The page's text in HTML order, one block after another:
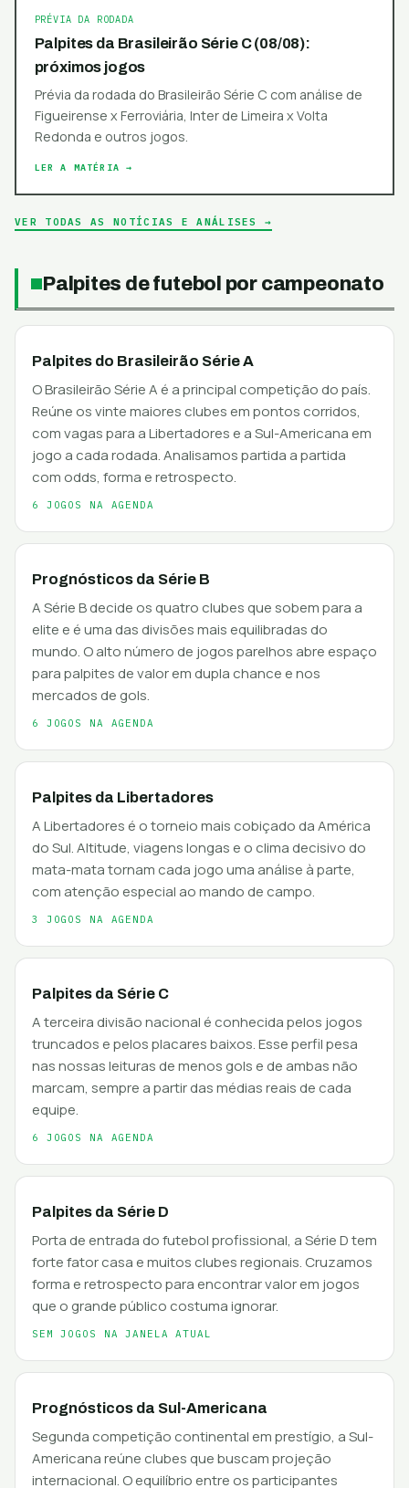
PRÉVIA DA RODADA
Palpites da Brasileirão Série C (08/08):
próximos jogos
Prévia da rodada do Brasileirão Série C com análise de
Figueirense x Ferroviária, Inter de Limeira x Volta
Redonda e outros jogos.
LER A MATÉRIA →
VER TODAS AS NOTÍCIAS E ANÁLISES →
Palpites de futebol por campeonato
Palpites do Brasileirão Série A
O Brasileirão Série A é a principal competição do país.
Reúne os vinte maiores clubes em pontos corridos,
com vagas para a Libertadores e a Sul-Americana em
jogo a cada rodada. Analisamos partida a partida
com odds, forma e retrospecto.
6 JOGOS NA AGENDA
Prognósticos da Série B
A Série B decide os quatro clubes que sobem para a
elite e é uma das divisões mais equilibradas do
mundo. O alto número de jogos parelhos abre espaço
para palpites de valor em dupla chance e nos
mercados de gols.
6 JOGOS NA AGENDA
Palpites da Libertadores
A Libertadores é o torneio mais cobiçado da América
do Sul. Altitude, viagens longas e o clima decisivo do
mata-mata tornam cada jogo uma análise à parte,
com atenção especial ao mando de campo.
3 JOGOS NA AGENDA
Palpites da Série C
A terceira divisão nacional é conhecida pelos jogos
truncados e pelos placares baixos. Esse perfil pesa
nas nossas leituras de menos gols e de ambas não
marcam, sempre a partir das médias reais de cada
equipe.
6 JOGOS NA AGENDA
Palpites da Série D
Porta de entrada do futebol profissional, a Série D tem
forte fator casa e muitos clubes regionais. Cruzamos
forma e retrospecto para encontrar valor em jogos
que o grande público costuma ignorar.
SEM JOGOS NA JANELA ATUAL
Prognósticos da Sul-Americana
Segunda competição continental em prestígio, a Sul-
Americana reúne clubes que buscam projeção
internacional. O equilíbrio entre os participantes